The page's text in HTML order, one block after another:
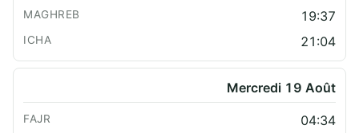
19:37
21:04
Mercredi 19 Août
04:34